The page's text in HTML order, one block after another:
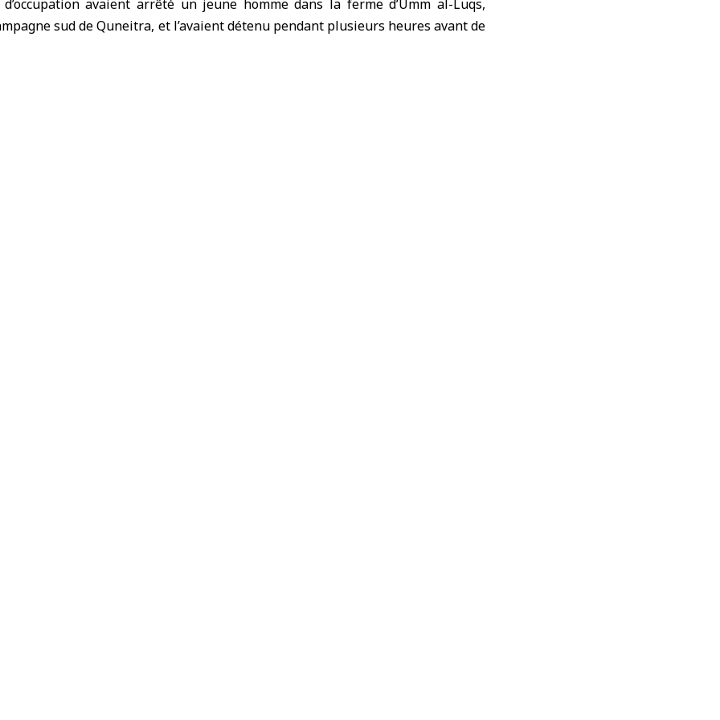
d’occupation avaient arrêté un jeune homme dans la ferme d’Umm al-Luqs,
sud de Quneitra, et l’avaient détenu pendant plusieurs heures avant de